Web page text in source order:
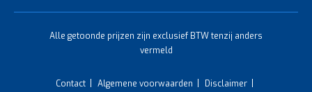
Alle getoonde prijzen zijn exclusief BTW tenzij anders
vermeld
Contact Algemene voorwaarden
Disclaimer